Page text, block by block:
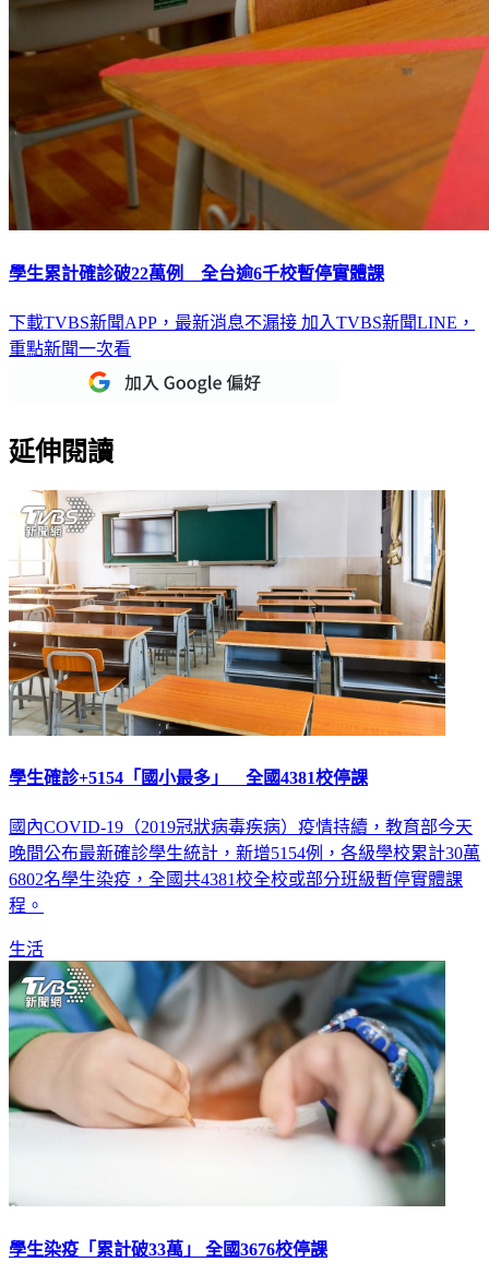
學生累計確診破22萬例 全台逾6千校暫停實體課
下載TVBS新聞APP，最新消息不漏接 加入TVBS新聞LINE，
重點新聞一次看
延伸閱讀
學生確診+5154「國小最多」 全國4381校停課
國內COVID-19（2019冠狀病毒疾病）疫情持續，教育部今天
晚間公布最新確診學生統計，新增5154例，各級學校累計30萬
6802名學生染疫，全國共4381校全校或部分班級暫停實體課
程。
生活
學生染疫「累計破33萬」 全國3676校停課